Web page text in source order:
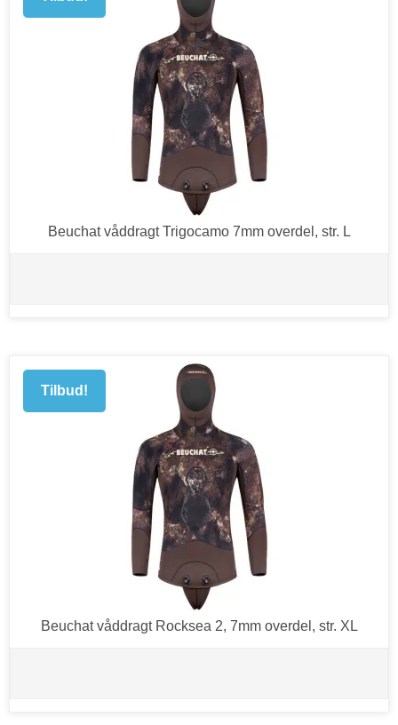
Beuchat våddragt Trigocamo 7mm overdel, str. L
Tilbud!
Beuchat våddragt Rocksea 2, 7mm overdel, str. XL